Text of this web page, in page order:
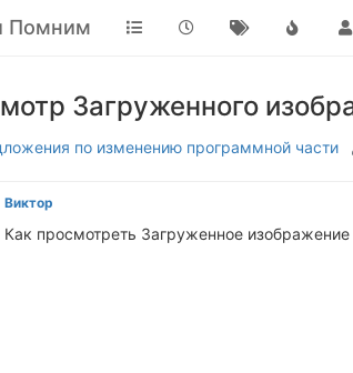
Помним
Загруженного
по изменению программной части
Виктор
Как просмотреть Загруженное